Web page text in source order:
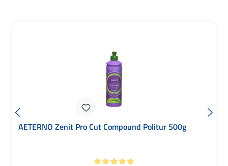
DIY Detail Gold Standard Polish Universalpolitur Cut &
Finish 473ml